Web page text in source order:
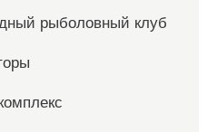
рыболовный клуб